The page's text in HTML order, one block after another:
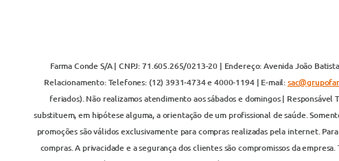
Farma Conde S/A | CNPJ: 71.605.265/0213-20 | Endereço: Avenida João
Relacionamento: Telefones: (12) 3931-4734 e 4000-1194 | E-mail:
feriados). Não realizamos atendimento aos sábados e domingos |
substituem, em hipótese alguma, a orientação de um profissional de saúde.
promoções são válidos exclusivamente para compras realizadas pela internet.
compras. A privacidade e a segurança dos clientes são compromissos da